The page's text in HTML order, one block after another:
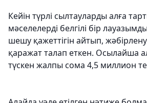
Кейін түрлі сылтауларды алға
мәселелерді белгілі бір
шешу қажеттігін айтып,
қаражат талап еткен. Осылайша
түскен жалпы сома 4,5 миллион